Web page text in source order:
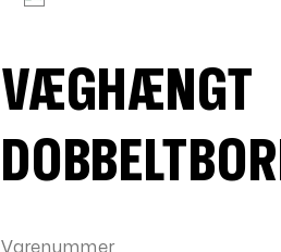
VÆGHÆNGT
Varenummer